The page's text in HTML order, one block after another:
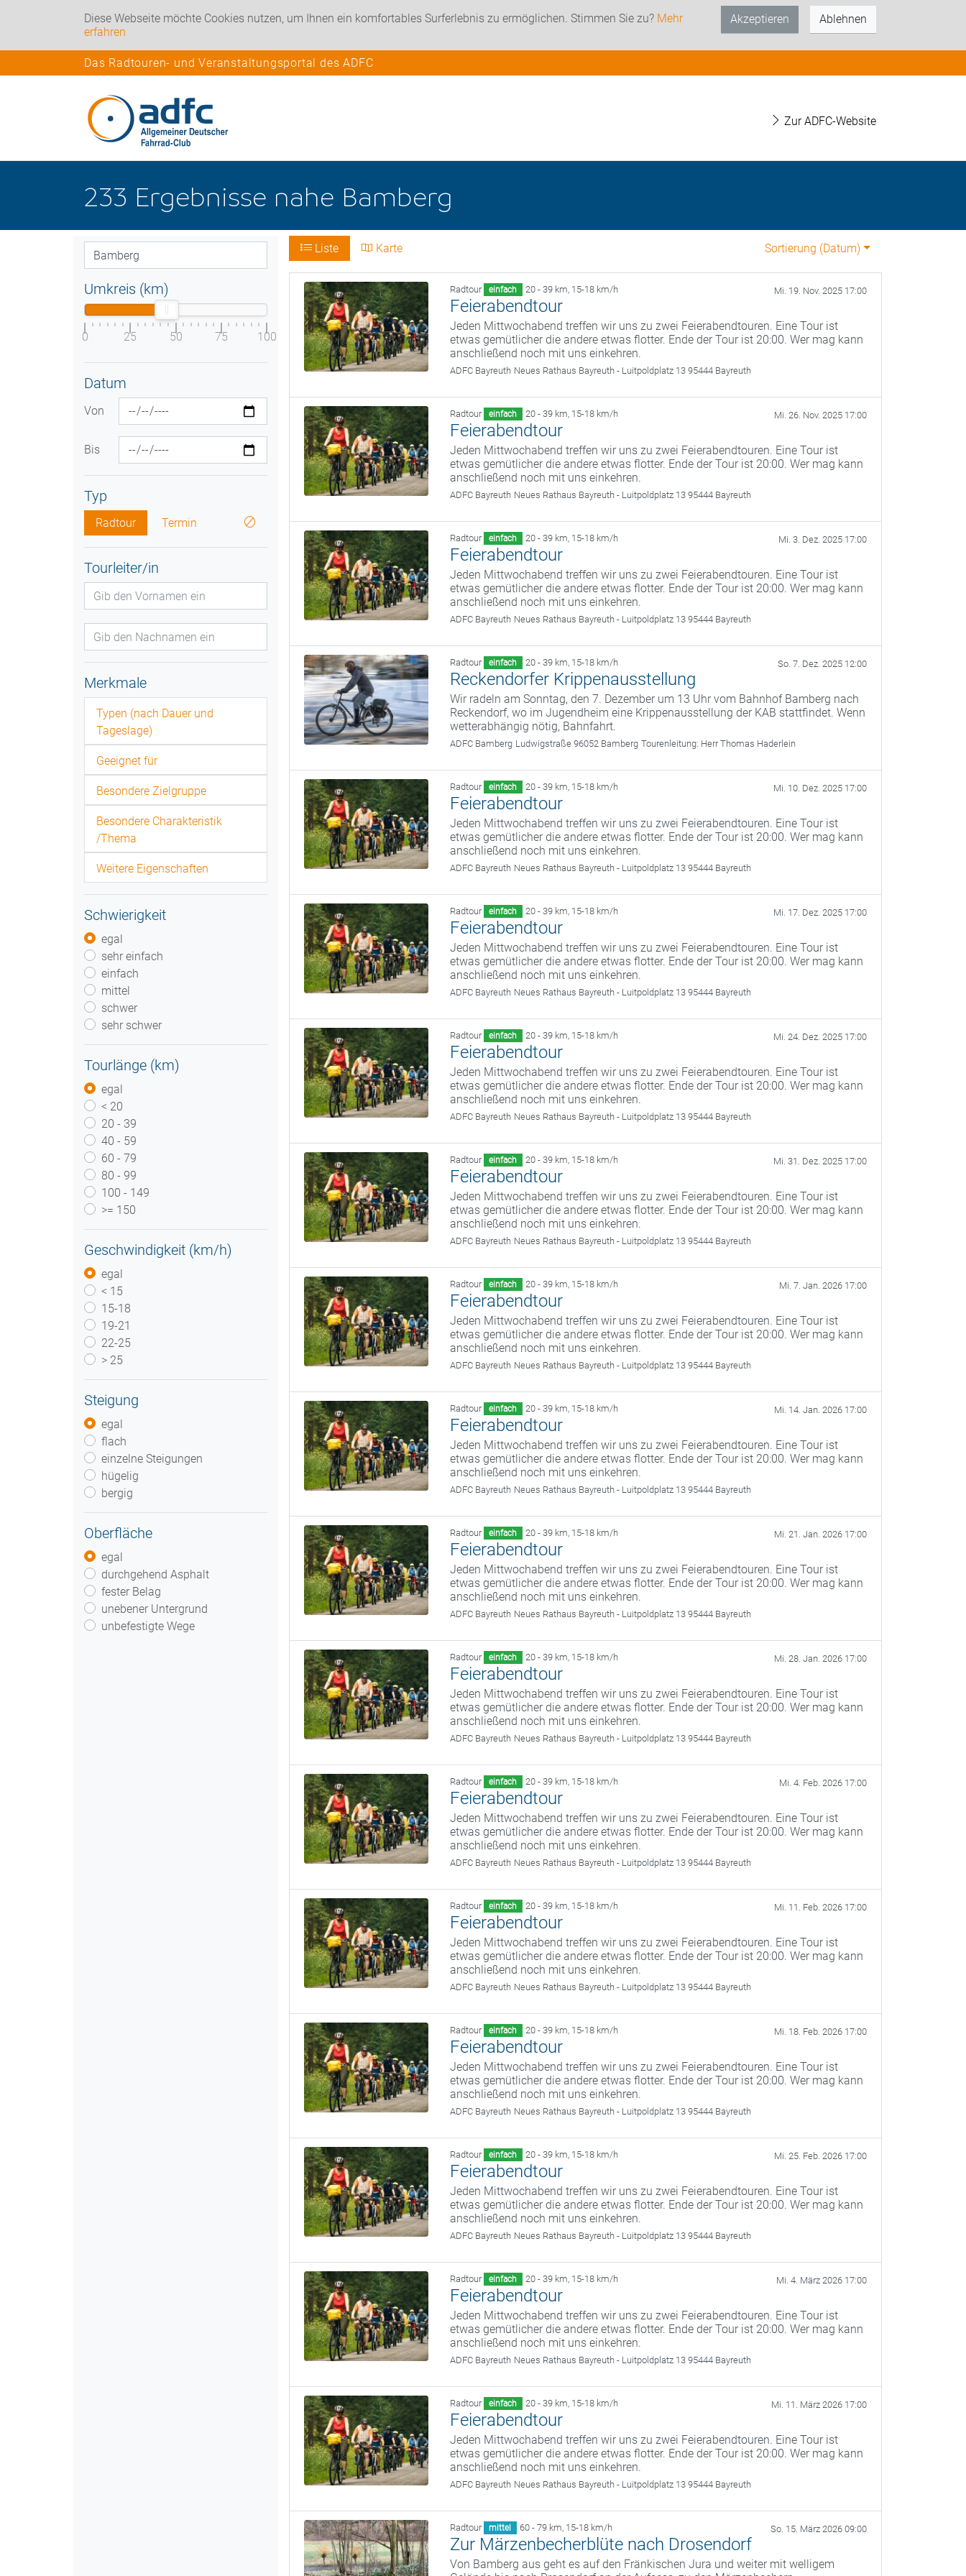
Diese Webseite möchte Cookies nutzen, um Ihnen ein komfortables Surferlebnis zu ermöglichen. Stimmen Sie zu? Mehr
erfahren
Akzeptieren Ablehnen
Das Radtouren- und Veranstaltungsportal des ADFC
Zur ADFC-Website
233 Ergebnisse nahe Bamberg
Umkreis (km)
0 25 50 75 100
Datum
Von
Bis
Typ
Radtour Termin
Tourleiter/in
Merkmale
Typen (nach Dauer und
Tageslage)
Geeignet für
Besondere Zielgruppe
Besondere Charakteristik
/Thema
Weitere Eigenschaften
Schwierigkeit
egal
sehr einfach
einfach
mittel
schwer
sehr schwer
Tourlänge (km)
egal
< 20
20 - 39
40 - 59
60 - 79
80 - 99
100 - 149
>= 150
Geschwindigkeit (km/h)
egal
< 15
15-18
19-21
22-25
> 25
Steigung
egal
flach
einzelne Steigungen
hügelig
bergig
Oberfläche
egal
durchgehend Asphalt
fester Belag
unebener Untergrund
unbefestigte Wege
Liste Karte Sortierung (Datum)
Radtour einfach 20 - 39 km, 15-18 km/h Mi. 19. Nov. 2025 17:00
Feierabendtour
Jeden Mittwochabend treffen wir uns zu zwei Feierabendtouren. Eine Tour ist
etwas gemütlicher die andere etwas flotter. Ende der Tour ist 20:00. Wer mag kann
anschließend noch mit uns einkehren.
ADFC Bayreuth Neues Rathaus Bayreuth - Luitpoldplatz 13 95444 Bayreuth
Radtour einfach 20 - 39 km, 15-18 km/h Mi. 26. Nov. 2025 17:00
Feierabendtour
Jeden Mittwochabend treffen wir uns zu zwei Feierabendtouren. Eine Tour ist
etwas gemütlicher die andere etwas flotter. Ende der Tour ist 20:00. Wer mag kann
anschließend noch mit uns einkehren.
ADFC Bayreuth Neues Rathaus Bayreuth - Luitpoldplatz 13 95444 Bayreuth
Radtour einfach 20 - 39 km, 15-18 km/h Mi. 3. Dez. 2025 17:00
Feierabendtour
Jeden Mittwochabend treffen wir uns zu zwei Feierabendtouren. Eine Tour ist
etwas gemütlicher die andere etwas flotter. Ende der Tour ist 20:00. Wer mag kann
anschließend noch mit uns einkehren.
ADFC Bayreuth Neues Rathaus Bayreuth - Luitpoldplatz 13 95444 Bayreuth
Radtour einfach 20 - 39 km, 15-18 km/h So. 7. Dez. 2025 12:00
Reckendorfer Krippenausstellung
Wir radeln am Sonntag, den 7. Dezember um 13 Uhr vom Bahnhof Bamberg nach
Reckendorf, wo im Jugendheim eine Krippenausstellung der KAB stattfindet. Wenn
wetterabhängig nötig, Bahnfahrt.
ADFC Bamberg Ludwigstraße 96052 Bamberg Tourenleitung: Herr Thomas Haderlein
Radtour einfach 20 - 39 km, 15-18 km/h Mi. 10. Dez. 2025 17:00
Feierabendtour
Jeden Mittwochabend treffen wir uns zu zwei Feierabendtouren. Eine Tour ist
etwas gemütlicher die andere etwas flotter. Ende der Tour ist 20:00. Wer mag kann
anschließend noch mit uns einkehren.
ADFC Bayreuth Neues Rathaus Bayreuth - Luitpoldplatz 13 95444 Bayreuth
Radtour einfach 20 - 39 km, 15-18 km/h Mi. 17. Dez. 2025 17:00
Feierabendtour
Jeden Mittwochabend treffen wir uns zu zwei Feierabendtouren. Eine Tour ist
etwas gemütlicher die andere etwas flotter. Ende der Tour ist 20:00. Wer mag kann
anschließend noch mit uns einkehren.
ADFC Bayreuth Neues Rathaus Bayreuth - Luitpoldplatz 13 95444 Bayreuth
Radtour einfach 20 - 39 km, 15-18 km/h Mi. 24. Dez. 2025 17:00
Feierabendtour
Jeden Mittwochabend treffen wir uns zu zwei Feierabendtouren. Eine Tour ist
etwas gemütlicher die andere etwas flotter. Ende der Tour ist 20:00. Wer mag kann
anschließend noch mit uns einkehren.
ADFC Bayreuth Neues Rathaus Bayreuth - Luitpoldplatz 13 95444 Bayreuth
Radtour einfach 20 - 39 km, 15-18 km/h Mi. 31. Dez. 2025 17:00
Feierabendtour
Jeden Mittwochabend treffen wir uns zu zwei Feierabendtouren. Eine Tour ist
etwas gemütlicher die andere etwas flotter. Ende der Tour ist 20:00. Wer mag kann
anschließend noch mit uns einkehren.
ADFC Bayreuth Neues Rathaus Bayreuth - Luitpoldplatz 13 95444 Bayreuth
Radtour einfach 20 - 39 km, 15-18 km/h Mi. 7. Jan. 2026 17:00
Feierabendtour
Jeden Mittwochabend treffen wir uns zu zwei Feierabendtouren. Eine Tour ist
etwas gemütlicher die andere etwas flotter. Ende der Tour ist 20:00. Wer mag kann
anschließend noch mit uns einkehren.
ADFC Bayreuth Neues Rathaus Bayreuth - Luitpoldplatz 13 95444 Bayreuth
Radtour einfach 20 - 39 km, 15-18 km/h Mi. 14. Jan. 2026 17:00
Feierabendtour
Jeden Mittwochabend treffen wir uns zu zwei Feierabendtouren. Eine Tour ist
etwas gemütlicher die andere etwas flotter. Ende der Tour ist 20:00. Wer mag kann
anschließend noch mit uns einkehren.
ADFC Bayreuth Neues Rathaus Bayreuth - Luitpoldplatz 13 95444 Bayreuth
Radtour einfach 20 - 39 km, 15-18 km/h Mi. 21. Jan. 2026 17:00
Feierabendtour
Jeden Mittwochabend treffen wir uns zu zwei Feierabendtouren. Eine Tour ist
etwas gemütlicher die andere etwas flotter. Ende der Tour ist 20:00. Wer mag kann
anschließend noch mit uns einkehren.
ADFC Bayreuth Neues Rathaus Bayreuth - Luitpoldplatz 13 95444 Bayreuth
Radtour einfach 20 - 39 km, 15-18 km/h Mi. 28. Jan. 2026 17:00
Feierabendtour
Jeden Mittwochabend treffen wir uns zu zwei Feierabendtouren. Eine Tour ist
etwas gemütlicher die andere etwas flotter. Ende der Tour ist 20:00. Wer mag kann
anschließend noch mit uns einkehren.
ADFC Bayreuth Neues Rathaus Bayreuth - Luitpoldplatz 13 95444 Bayreuth
Radtour einfach 20 - 39 km, 15-18 km/h Mi. 4. Feb. 2026 17:00
Feierabendtour
Jeden Mittwochabend treffen wir uns zu zwei Feierabendtouren. Eine Tour ist
etwas gemütlicher die andere etwas flotter. Ende der Tour ist 20:00. Wer mag kann
anschließend noch mit uns einkehren.
ADFC Bayreuth Neues Rathaus Bayreuth - Luitpoldplatz 13 95444 Bayreuth
Radtour einfach 20 - 39 km, 15-18 km/h Mi. 11. Feb. 2026 17:00
Feierabendtour
Jeden Mittwochabend treffen wir uns zu zwei Feierabendtouren. Eine Tour ist
etwas gemütlicher die andere etwas flotter. Ende der Tour ist 20:00. Wer mag kann
anschließend noch mit uns einkehren.
ADFC Bayreuth Neues Rathaus Bayreuth - Luitpoldplatz 13 95444 Bayreuth
Radtour einfach 20 - 39 km, 15-18 km/h Mi. 18. Feb. 2026 17:00
Feierabendtour
Jeden Mittwochabend treffen wir uns zu zwei Feierabendtouren. Eine Tour ist
etwas gemütlicher die andere etwas flotter. Ende der Tour ist 20:00. Wer mag kann
anschließend noch mit uns einkehren.
ADFC Bayreuth Neues Rathaus Bayreuth - Luitpoldplatz 13 95444 Bayreuth
Radtour einfach 20 - 39 km, 15-18 km/h Mi. 25. Feb. 2026 17:00
Feierabendtour
Jeden Mittwochabend treffen wir uns zu zwei Feierabendtouren. Eine Tour ist
etwas gemütlicher die andere etwas flotter. Ende der Tour ist 20:00. Wer mag kann
anschließend noch mit uns einkehren.
ADFC Bayreuth Neues Rathaus Bayreuth - Luitpoldplatz 13 95444 Bayreuth
Radtour einfach 20 - 39 km, 15-18 km/h Mi. 4. März 2026 17:00
Feierabendtour
Jeden Mittwochabend treffen wir uns zu zwei Feierabendtouren. Eine Tour ist
etwas gemütlicher die andere etwas flotter. Ende der Tour ist 20:00. Wer mag kann
anschließend noch mit uns einkehren.
ADFC Bayreuth Neues Rathaus Bayreuth - Luitpoldplatz 13 95444 Bayreuth
Radtour einfach 20 - 39 km, 15-18 km/h Mi. 11. März 2026 17:00
Feierabendtour
Jeden Mittwochabend treffen wir uns zu zwei Feierabendtouren. Eine Tour ist
etwas gemütlicher die andere etwas flotter. Ende der Tour ist 20:00. Wer mag kann
anschließend noch mit uns einkehren.
ADFC Bayreuth Neues Rathaus Bayreuth - Luitpoldplatz 13 95444 Bayreuth
Radtour mittel 60 - 79 km, 15-18 km/h So. 15. März 2026 09:00
Zur Märzenbecherblüte nach Drosendorf
Von Bamberg aus geht es auf den Fränkischen Jura und weiter mit welligem